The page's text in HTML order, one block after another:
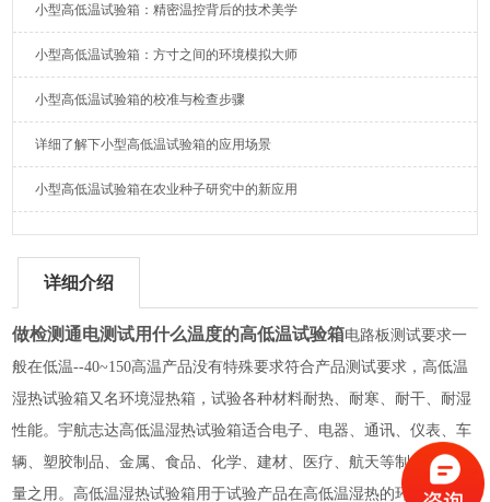
小型高低温试验箱：精密温控背后的技术美学
小型高低温试验箱：方寸之间的环境模拟大师
小型高低温试验箱的校准与检查步骤
详细了解下小型高低温试验箱的应用场景
小型高低温试验箱在农业种子研究中的新应用
详细介绍
做检测通电测试用什么温度的高低温试验箱电路板测试要求一
般在低温--40~150高温产品没有特殊要求符合产品测试要求，高低温
湿热试验箱又名环境湿热箱，试验各种材料耐热、耐寒、耐干、耐湿
性能。宇航志达高低温湿热试验箱适合电子、电器、通讯、仪表、车
辆、塑胶制品、金属、食品、化学、建材、医疗、航天等制品检测质
量之用。高低温湿热试验箱用于试验产品在高低温湿热的环境下模拟